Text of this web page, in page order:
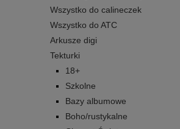
Wszystko do calineczek
Wszystko do ATC
Arkusze digi
Tekturki
18+
Szkolne
Bazy albumowe
Boho/rustykalne